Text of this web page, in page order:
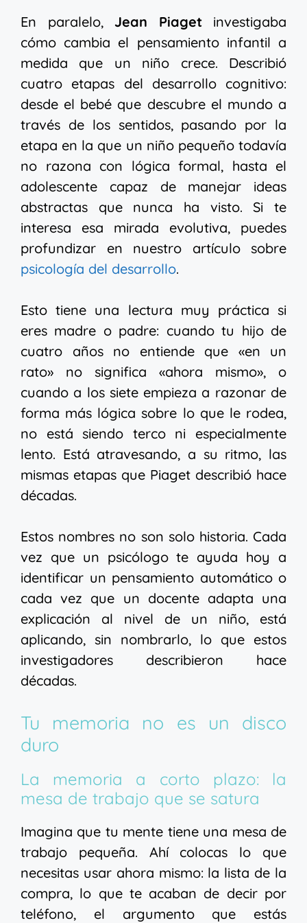
En paralelo, Jean Piagetinvestigaba
cómo cambia el pensamiento infantil a
medida que un niño crece. Describió
cuatro etapas del desarrollo cognitivo:
desde el bebé que descubre el mundo a
través de los sentidos, pasando por la
etapa en la que un niño pequeño todavía
no razona con lógica formal, hasta el
adolescente capaz de manejar ideas
abstractas que nunca ha visto. Si te
interesa esa mirada evolutiva, puedes
profundizar en nuestro artículo sobre
psicología del desarrollo.
Esto tiene una lectura muy práctica si
eres madre o padre: cuando tu hijo de
cuatro años no entiende que «en un
rato» no significa «ahora mismo», o
cuando a los siete empieza a razonar de
forma más lógica sobre lo que le rodea,
no está siendo terco ni especialmente
lento. Está atravesando, a su ritmo, las
mismas etapas que Piaget describió hace
décadas.
Estos nombres no son solo historia. Cada
vez que un psicólogo te ayuda hoy a
identificar un pensamiento automático o
cada vez que un docente adapta una
explicación al nivel de un niño, está
aplicando, sin nombrarlo, lo que estos
investigadores describieron hace
décadas.
Tu memoria no es un disco
duro
La memoria a corto plazo: la
mesa de trabajo que se satura
Imagina que tu mente tiene una mesa de
trabajo pequeña. Ahí colocas lo que
necesitas usar ahora mismo: la lista de la
compra, lo que te acaban de decir por
teléfono, el argumento que estás